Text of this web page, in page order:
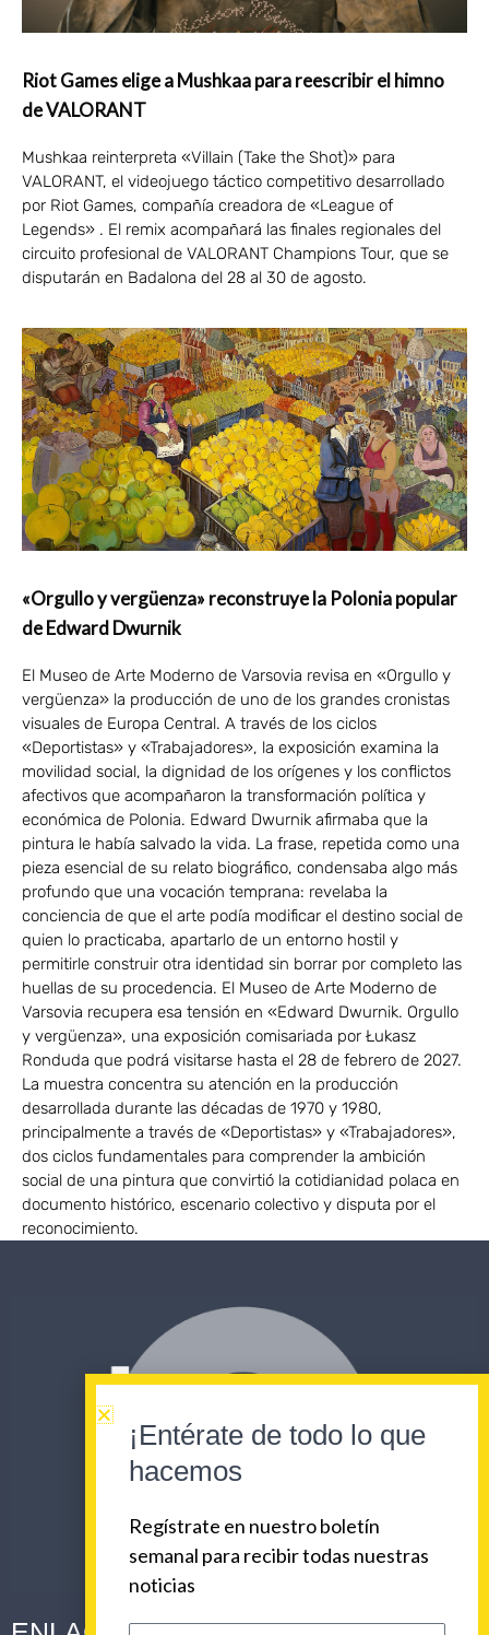
Riot Games elige a Mushkaa para reescribir el himno
de VALORANT
Mushkaa reinterpreta «Villain (Take the Shot)» para
VALORANT, el videojuego táctico competitivo desarrollado
por Riot Games, compañía creadora de «League of
Legends» . El remix acompañará las finales regionales del
circuito profesional de VALORANT Champions Tour, que se
disputarán en Badalona del 28 al 30 de agosto.
«Orgullo y vergüenza» reconstruye la Polonia popular
de Edward Dwurnik
El Museo de Arte Moderno de Varsovia revisa en «Orgullo y
vergüenza» la producción de uno de los grandes cronistas
visuales de Europa Central. A través de los ciclos
«Deportistas» y «Trabajadores», la exposición examina la
movilidad social, la dignidad de los orígenes y los conflictos
afectivos que acompañaron la transformación política y
económica de Polonia. Edward Dwurnik afirmaba que la
pintura le había salvado la vida. La frase, repetida como una
pieza esencial de su relato biográfico, condensaba algo más
profundo que una vocación temprana: revelaba la
conciencia de que el arte podía modificar el destino social de
quien lo practicaba, apartarlo de un entorno hostil y
permitirle construir otra identidad sin borrar por completo las
huellas de su procedencia. El Museo de Arte Moderno de
Varsovia recupera esa tensión en «Edward Dwurnik. Orgullo
y vergüenza», una exposición comisariada por Łukasz
Ronduda que podrá visitarse hasta el 28 de febrero de 2027.
La muestra concentra su atención en la producción
desarrollada durante las décadas de 1970 y 1980,
principalmente a través de «Deportistas» y «Trabajadores»,
dos ciclos fundamentales para comprender la ambición
social de una pintura que convirtió la cotidianidad polaca en
documento histórico, escenario colectivo y disputa por el
reconocimiento.
¡Entérate de todo lo que
hacemos
Regístrate en nuestro boletín
semanal para recibir todas nuestras
noticias